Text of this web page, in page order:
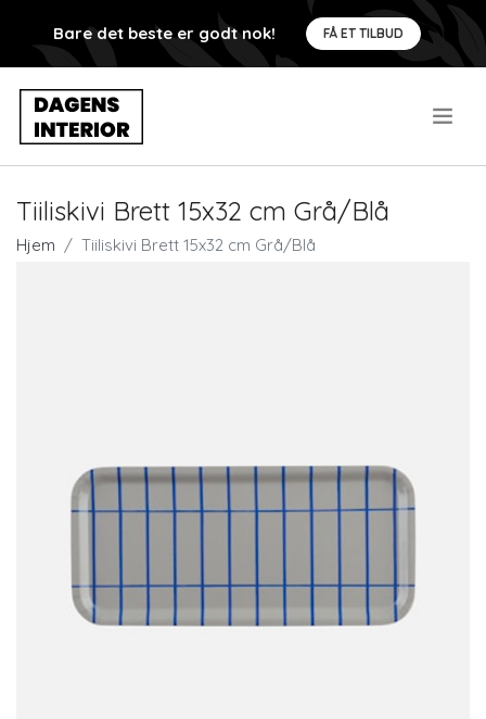
Bare det beste er godt nok! FÅ ET TILBUD
Tiiliskivi Brett 15x32 cm Grå/Blå
Hjem Tiiliskivi Brett 15x32 cm Grå/Blå